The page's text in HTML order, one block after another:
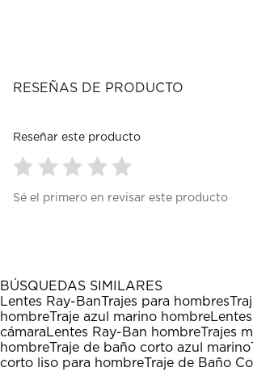
RESEÑAS DE PRODUCTO
Reseñar este producto
para
1
estrella
Esta
acción
abrirá
el
formulario
para
estrellas.
Esta
acción
abrirá
el
formulario
para
estrellas.
Esta
acción
abrirá
el
formulario
para
estrellas.
Esta
acción
abrirá
el
formulario
para
estrellas.
Esta
acción
abrirá
el
formulario
Sé el primero en revisar este producto
BÚSQUEDAS SIMILARES
Lentes Ray-BanTrajes para hombres
hombreTraje azul marino hombre
cámara Lentes Ray-Ban hombreTrajes
hombreTraje de baño corto azul marino
corto liso para hombreTraje de Baño